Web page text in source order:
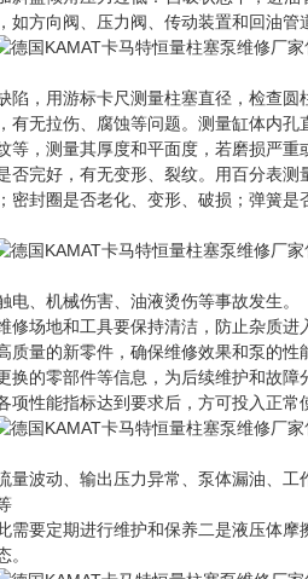
如方向阀、压力阀、传动装置和回油管
，用游标卡尺测量柱塞直径，检查圆
无拉伤、腐蚀等问题。测量缸体内孔
，测量其厚度和平面度，若磨损严重
完好，有无变形、裂纹。用百分表测
封圈是否老化、变形、破损；弹簧是
、机械伤害、油液烫伤等事故发生。
场地和工具要保持清洁，防止杂质进
量的新零件，确保维修效果和泵的性
的零部件等信息，为后续维护和故障
性能指标达到要求后，方可投入正常
波动、输出压力异常、泵体漏油、
要定期进行维护和保养二是液压体